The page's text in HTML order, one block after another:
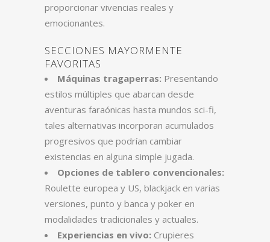
proporcionar vivencias reales y
emocionantes.
SECCIONES MAYORMENTE
FAVORITAS
Máquinas tragaperras: Presentando
estilos múltiples que abarcan desde
aventuras faraónicas hasta mundos sci-fi,
tales alternativas incorporan acumulados
progresivos que podrían cambiar
existencias en alguna simple jugada.
Opciones de tablero convencionales:
Roulette europea y US, blackjack en varias
versiones, punto y banca y poker en
modalidades tradicionales y actuales.
Experiencias en vivo: Crupieres